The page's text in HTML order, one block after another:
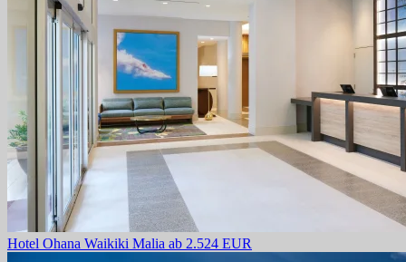
Hotel Ohana Waikiki Malia ab 2.524 EUR